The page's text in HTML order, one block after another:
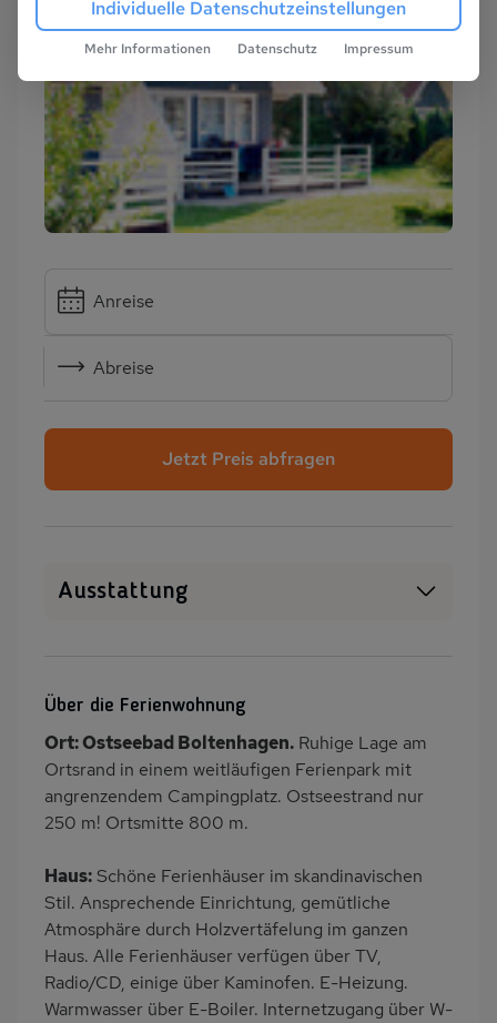
Anreise
Abreise
Jetzt Preis abfragen
Ausstattung
Küche
Kühlschrank
Babybett
Kinderhochstuhl
Fahrradverleih
verboten
Über die Ferienwohnung
Ort: Ostseebad Boltenhagen. Ruhige Lage am
Ortsrand in einem weitläufigen Ferienpark mit
angrenzendem Campingplatz. Ostseestrand nur
250 m! Ortsmitte 800 m.
Haus: Schöne Ferienhäuser im skandinavischen
Stil. Ansprechende Einrichtung, gemütliche
Atmosphäre durch Holzvertäfelung im ganzen
Haus. Alle Ferienhäuser verfügen über TV,
Radio/CD, einige über Kaminofen. E-Heizung.
Warmwasser über E-Boiler. Internetzugang über W-
Individuelle Datenschutzeinstellungen
Mehr Informationen Datenschutz Impressum